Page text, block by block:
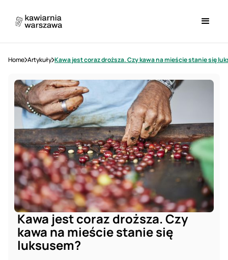
Home Artykuły Kawa jest coraz droższa. Czy kawa na mieście stanie się
Kawa jest coraz droższa. Czy
kawa na mieście stanie się
luksusem?